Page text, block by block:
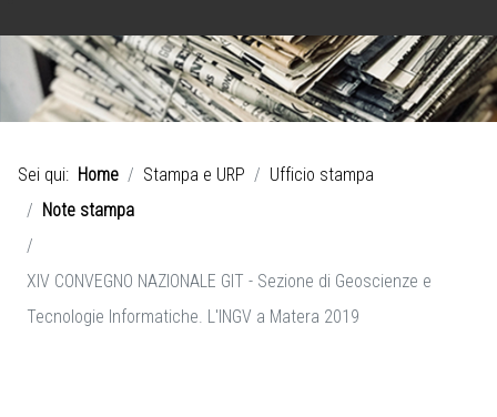
Sei qui: Home Stampa e URP
Ufficio stampa
Note stampa
XIV CONVEGNO NAZIONALE GIT - Sezione di Geoscienze e
Tecnologie Informatiche. L'INGV a Matera 2019